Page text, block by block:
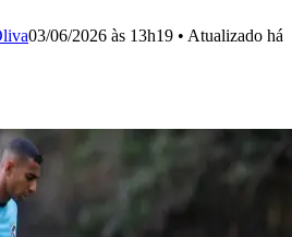
03/06/2026 às 13h19 • Atualizado há